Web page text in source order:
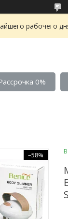
рабочего
0%
–58%